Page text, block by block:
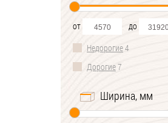
от
до
Недорогие4
Дорогие7
Ширина, мм